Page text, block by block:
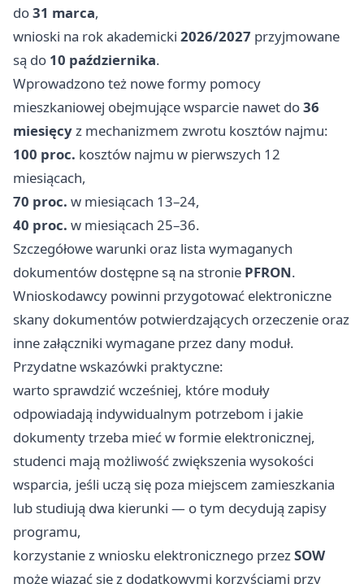
do31 marca,
wnioski na rok akademicki 2026/2027 przyjmowane
są do 10 października.
Wprowadzono też nowe formy pomocy
mieszkaniowej obejmujące wsparcie nawet do36
miesięcyz mechanizmem zwrotu kosztów najmu:
100 proc. kosztów najmu w pierwszych 12
miesiącach,
70 proc. w miesiącach 13–24,
40 proc. w miesiącach 25–36.
Szczegółowe warunki oraz lista wymaganych
dokumentów dostępne są na stronie PFRON.
Wnioskodawcy powinni przygotować elektroniczne
skany dokumentów potwierdzających orzeczenie oraz
inne załączniki wymagane przez dany moduł.
Przydatne wskazówki praktyczne:
warto sprawdzić wcześniej, które moduły
odpowiadają indywidualnym potrzebom i jakie
dokumenty trzeba mieć w formie elektronicznej,
studenci mają możliwość zwiększenia wysokości
wsparcia, jeśli uczą się poza miejscem zamieszkania
lub studiują dwa kierunki — o tym decydują zapisy
programu,
korzystanie z wniosku elektronicznego przezSOW
może wiązać się z dodatkowymi korzyściami przy